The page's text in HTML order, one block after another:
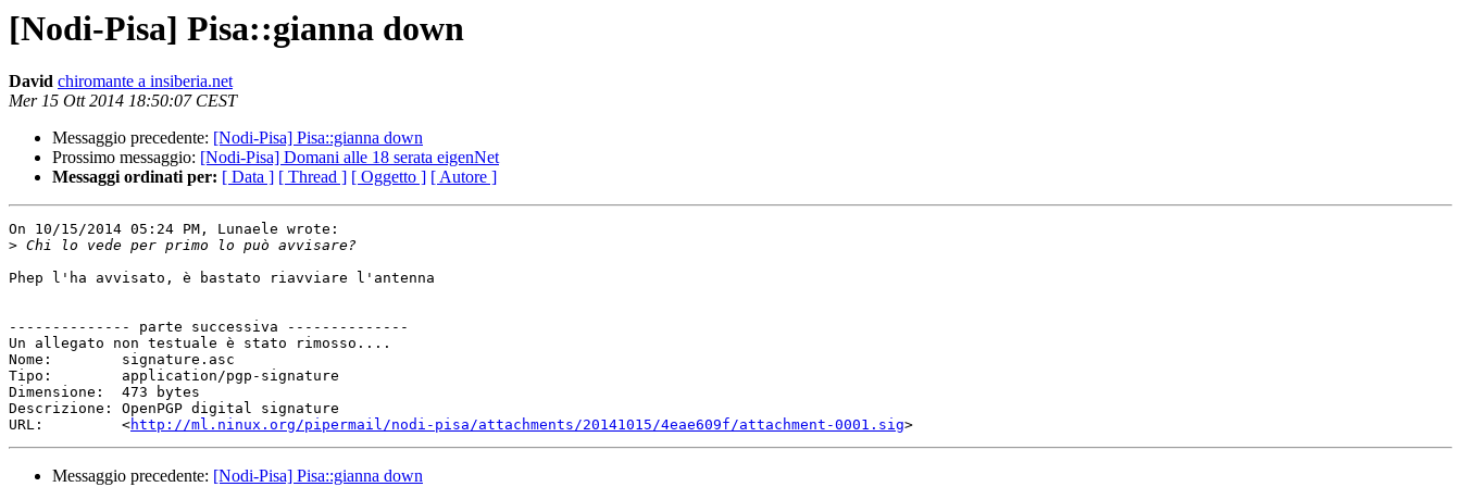
[Nodi-Pisa] Pisa::gianna down
David chiromante a insiberia.net
Mer 15 Ott 2014 18:50:07 CEST
Messaggio precedente: [Nodi-Pisa] Pisa::gianna down
Prossimo messaggio: [Nodi-Pisa] Domani alle 18 serata eigenNet
Messaggi ordinati per: [ Data ] [ Thread ] [ Oggetto ] [ Autore ]
On 10/15/2014 05:24 PM, Lunaele wrote:
>
Phep l'ha avvisato, è bastato riavviare l'antenna
-------------- parte successiva --------------
Un allegato non testuale è stato rimosso....
Nome:        signature.asc
Tipo:        application/pgp-signature
Dimensione:  473 bytes
Descrizione: OpenPGP digital signature
URL:         <http://ml.ninux.org/pipermail/nodi-pisa/attachments/20141015/4eae609f/attachment-0001.sig
Messaggio precedente: [Nodi-Pisa] Pisa::gianna down